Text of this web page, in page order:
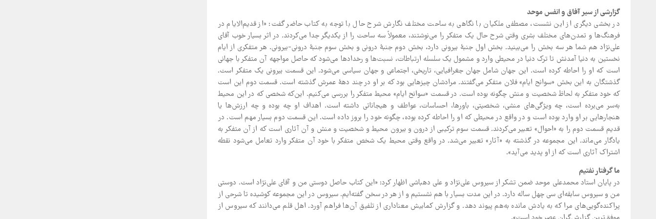
گزارشی از سیر آفاق و انفس موحد
در بخشی دیگری از این نشست، مصطفی ملکیان با نگاهی به ساحت مختلف نگارش شرح حال با توجه به کتاب حاضر گفت: «از قدیم‌الایام در
فرهنگ‌ها و تمدن‌های مختلف بشری وقتی شرح حال یک متفکر را می‌نوشتند، معمولاً سه ساحت را از یکدیگر جدا می‌کردند. در اثر بسیار خوب آقای
علی‌نژاد هم شما هر سه بخش را می‌بینید. بخش اول جنبۀ بیرونی دارد، بخش دوم جنبۀ درونی و بخش سوم جنبۀ درونی-بیرونی. هر متفکری از ایام
نخستین به دنیا آمدنش تا ترک دنیا در محیطی وارد و مشمول یک سلسله ارتباطات، نسبت‌ها و رخدادها می‌شود که حاصل مواجهه آن متفکر با جهانی
است که او را احاطه کرده است. این جهان شامل جهان جغرافیایی، تاریخی، اجتماعی و جهان سیاسی می‌شود. این قسمت بیرونی یک متفکر است.
گذشتگان به این بخش «سوانح ایام» فلان متفکر می‌گفتند. مرادشان چیزهایی بود که بر او در چند دهۀ عمرش گذشته است. قسمت دوم این است
که خود متفکر به لحاظ شخصیت و منش چگونه بوده است. در قسمت «سوانح ایام» محیط متفکر را بررسی می‌کنیم. این‌که شخصی که در این محیط
به‌سر می‌برده است، چه ویژگی‌های منشی، شخصیتی، باورها، احساسات، عواطف و هیجاناتی داشته است. اهداف او چه بوده و چه ارزش‌ها یا
هنجارهایی بر او وارد بوده است و در واقع در محیطی که او را احاطه کرده بوده، چگونه خود را بروز داده است. این قسمت دوم بسیار مهم است. در
قدیم قسمت دوم را به «احوال» تعبیر می‌کردند. قسمت سوم ترکیبی از درون و بیرون محیط و شخصیت و منش و آن آثاری است که از آن متفکر به
یادگار می‌ماند. این مجموعه در گذشته به «آثار» تعبیر می‌شد. در واقع وقتی محیط یک شخص متفکر با خود آن متفکر وارد تعامل می‌شود نقطه
اشتراک آثاری است که از او پدید می‌آید».
ما گرفتار نفتیم
در پایان استاد محمدعلی موحد ضمن تشکر از سیروس علی‌نژاد و علی دهباشی اظهار کرد: «این کتاب حاصل دوستی من و آقای علی‌نژاد است. دوستی
من و سیروس سابقه‌ای سی چهل ساله دارد. در این مدت بسیار با هم نشستیم و از هر در سخن گفته‌ایم. سیروس در این مجموعه کوشیده تا شرحی از
پراکنده‌گویی‌های مرا که به یادش مانده به‌هم پیوند دهد. و گزارش کمابیش معناداری از تلفیق آن‌ها فراهم آورد. اهل قلم می‌دانند که سیروس از